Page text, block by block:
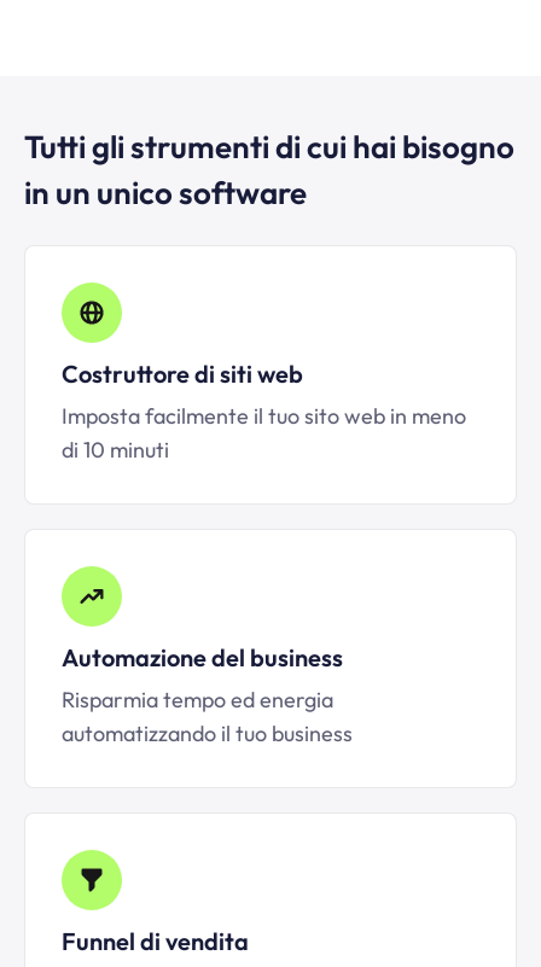
Tutti gli strumenti di cui hai bisogno
in un unico software
Costruttore di siti web
Imposta facilmente il tuo sito web in meno
di 10 minuti
Automazione del business
Risparmia tempo ed energia
automatizzando il tuo business
Funnel di vendita